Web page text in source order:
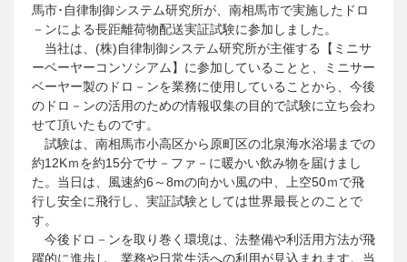
馬市･自律制御システム研究所が、南相馬市で実施したドロ
－ンによる長距離荷物配送実証試験に参加しました。
当社は、(株)自律制御システム研究所が主催する【ミニサ
ーベーヤーコンソシアム】に参加していることと、ミニサー
ベーヤー製のドロ－ンを業務に使用していることから、今後
のドロ－ンの活用のための情報収集の目的で試験に立ち会わ
せて頂いたものです。
試験は、南相馬市小高区から原町区の北泉海水浴場までの
約12Kｍを約15分でサ－ファ－に暖かい飲み物を届けまし
た。当日は、風速約6～8mの向かい風の中、上空50ｍで飛
行し安全に飛行し、実証試験としては世界最長とのことで
す。
今後ドロ－ンを取り巻く環境は、法整備や利活用方法が飛
躍的に進歩し、業務や日常生活への利用が見込まれます。当